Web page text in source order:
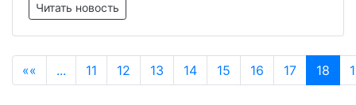
Читать новость
«« ... 11 12 13 14 15 16 17 18